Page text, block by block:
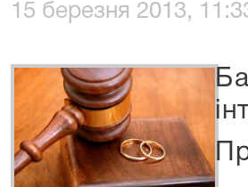
15 березня 2013,